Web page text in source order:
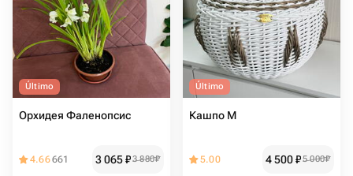
Último
Орхидея Фаленопсис
4.66661 3 065₽3 880₽
Último
Кашпо М
5.00 4 500₽5 000₽